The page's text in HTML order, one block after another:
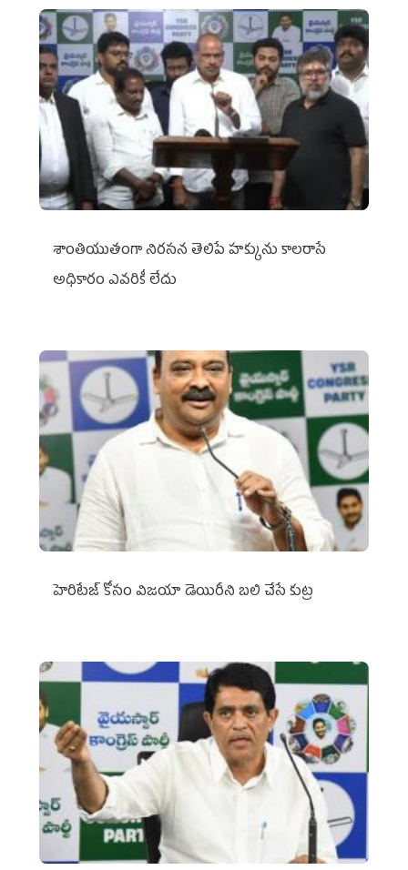
శాంతియుతంగా నిరసన తెలిపే హక్కును కాలరాసే
అధికారం ఎవరికీ లేదు
హెరిటేజ్ కోసం విజయా డెయిరీని బలి చేసే కుట్ర‌